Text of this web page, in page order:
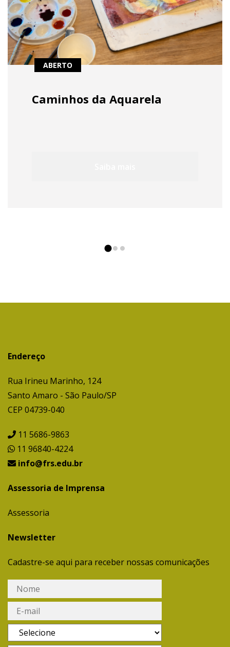
ABERTO
Caminhos da Aquarela
Endereço
Rua Irineu Marinho, 124
Santo Amaro - São Paulo/SP
CEP 04739-040
11 5686-9863
11 96840-4224
info@frs.edu.br
Assessoria de Imprensa
Assessoria
Newsletter
Cadastre-se aqui para receber nossas comunicações